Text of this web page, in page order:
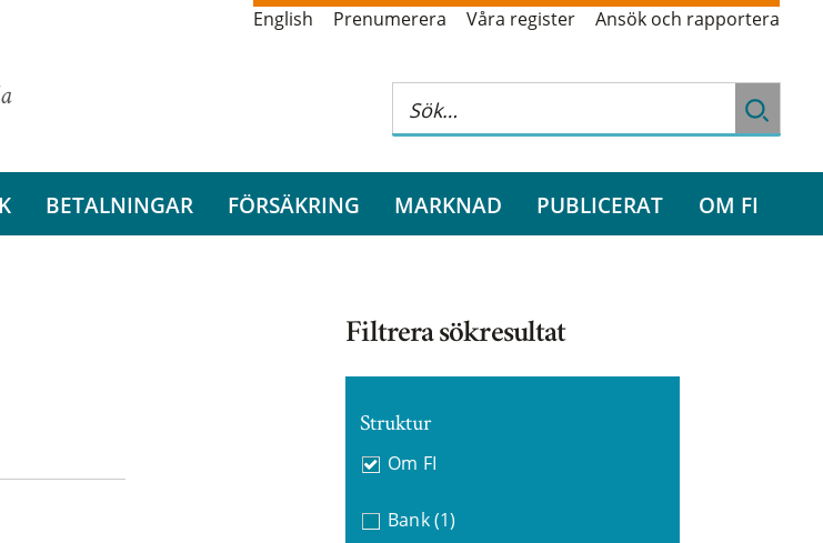
English Prenumerera Våra register Ansök och rapportera
BETALNINGAR FÖRSÄKRING MARKNAD PUBLICERAT OM FI
Filtrera sökresultat
Struktur
Om FI
Bank (1)